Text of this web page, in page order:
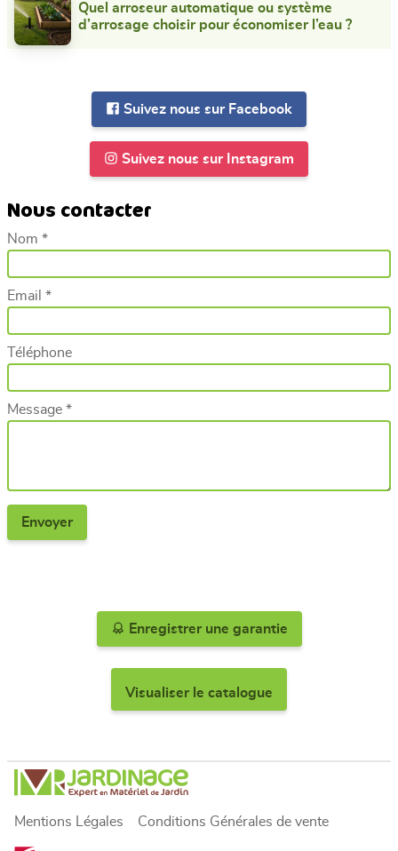
Quel arroseur automatique ou système
d’arrosage choisir pour économiser l’eau ?
Suivez nous sur Facebook
Suivez nous sur Instagram
Nous contacter
Nom *
Email *
Téléphone
Message *
Enregistrer une garantie
Visualiser le catalogue
Mentions Légales Conditions Générales de vente